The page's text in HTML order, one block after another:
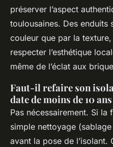
préserver l’aspect
toulousaines. Des enduits
couleur que par la
respecter l’esthétique
même de l’éclat aux
Faut-il refaire son
date de moins de 10
Pas nécessairement. Si
simple nettoyage
avant la pose de l’isolant.